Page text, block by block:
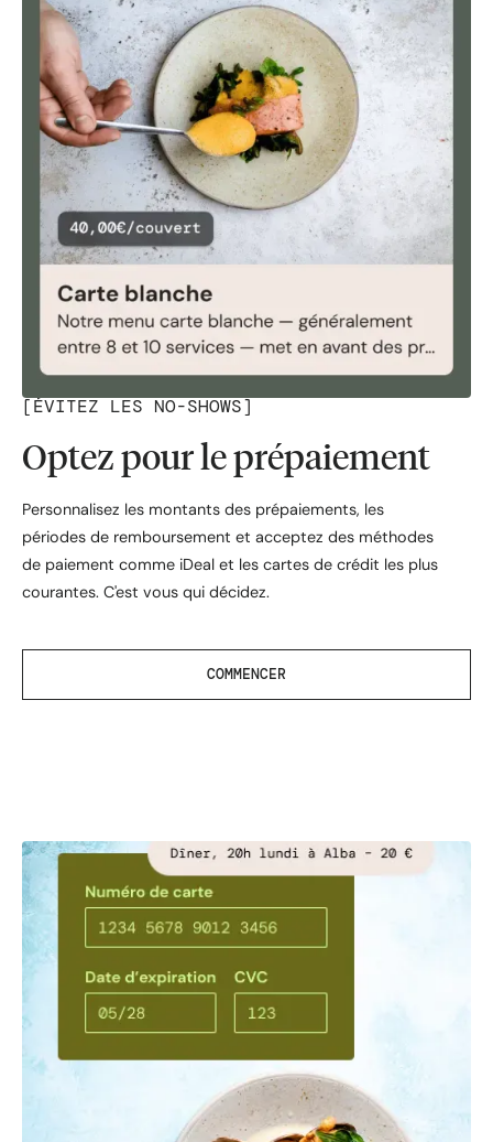
[ÉVITEZ LES NO-SHOWS]
Optez pour le prépaiement
Personnalisez les montants des prépaiements, les
périodes de remboursement et acceptez des méthodes
de paiement comme iDeal et les cartes de crédit les plus
courantes. C'est vous qui décidez.
COMMENCER